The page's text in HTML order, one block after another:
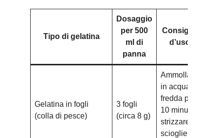
Tipo di gelatina
Dosaggio
per 500
ml di
panna
Consiglio
d’uso
Gelatina in fogli
(colla di pesce)
3 fogli
(circa 8 g)
Ammollare
in acqua
fredda per
10 minuti,
strizzare e
sciogliere